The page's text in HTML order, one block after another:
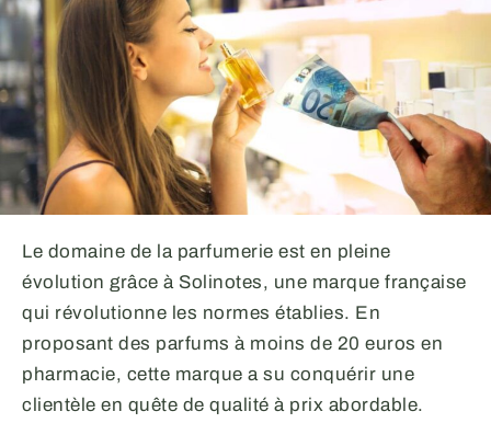
Le domaine de la parfumerie est en pleine
évolution grâce à Solinotes, une marque française
qui révolutionne les normes établies. En
proposant des parfums à moins de 20 euros en
pharmacie, cette marque a su conquérir une
clientèle en quête de qualité à prix abordable.